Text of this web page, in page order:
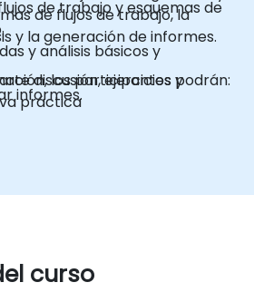
de flujos de trabajo, la
y la generación de informes.
los participantes podrán:
de trabajo y esquemas de
y análisis básicos y
informes.
discusión, ejercicios y
práctica
curso